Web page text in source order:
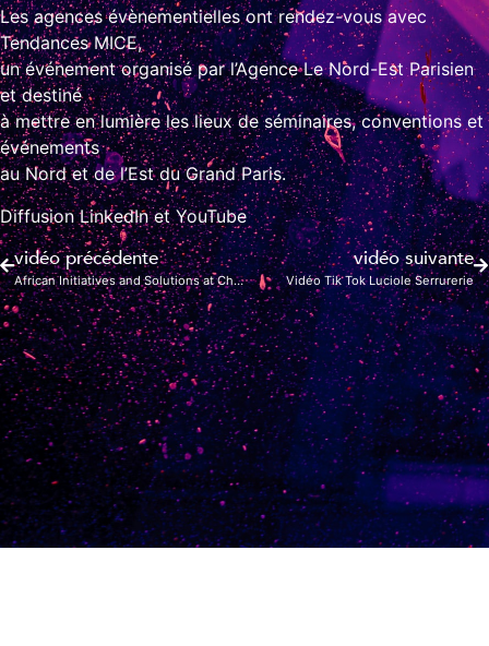
Les agences évènementielles ont rendez-vous avec
Tendances MICE,
un événement organisé par l’Agence Le Nord-Est Parisien
et destiné
à mettre en lumière les lieux de séminaires, conventions et
événements
au Nord et de l’Est du Grand Paris.
Diffusion LinkedIn et YouTube
vidéo précédente
African Initiatives and Solutions at ChangeNOW 2025
vidéo suivante
Vidéo Tik Tok Luciole Serrurerie